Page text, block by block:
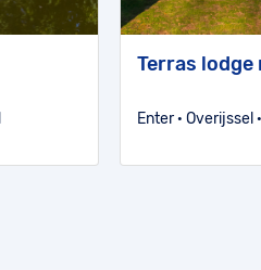
Terras
Enter · Overijssel